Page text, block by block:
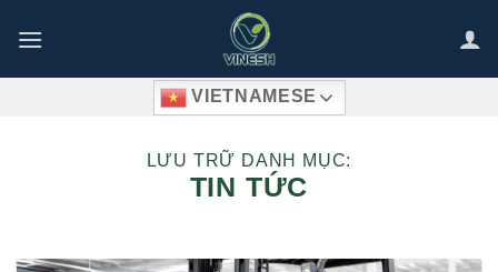
qua
VIETNAMESE
LƯU TRỮ DANH MỤC:
TIN TỨC